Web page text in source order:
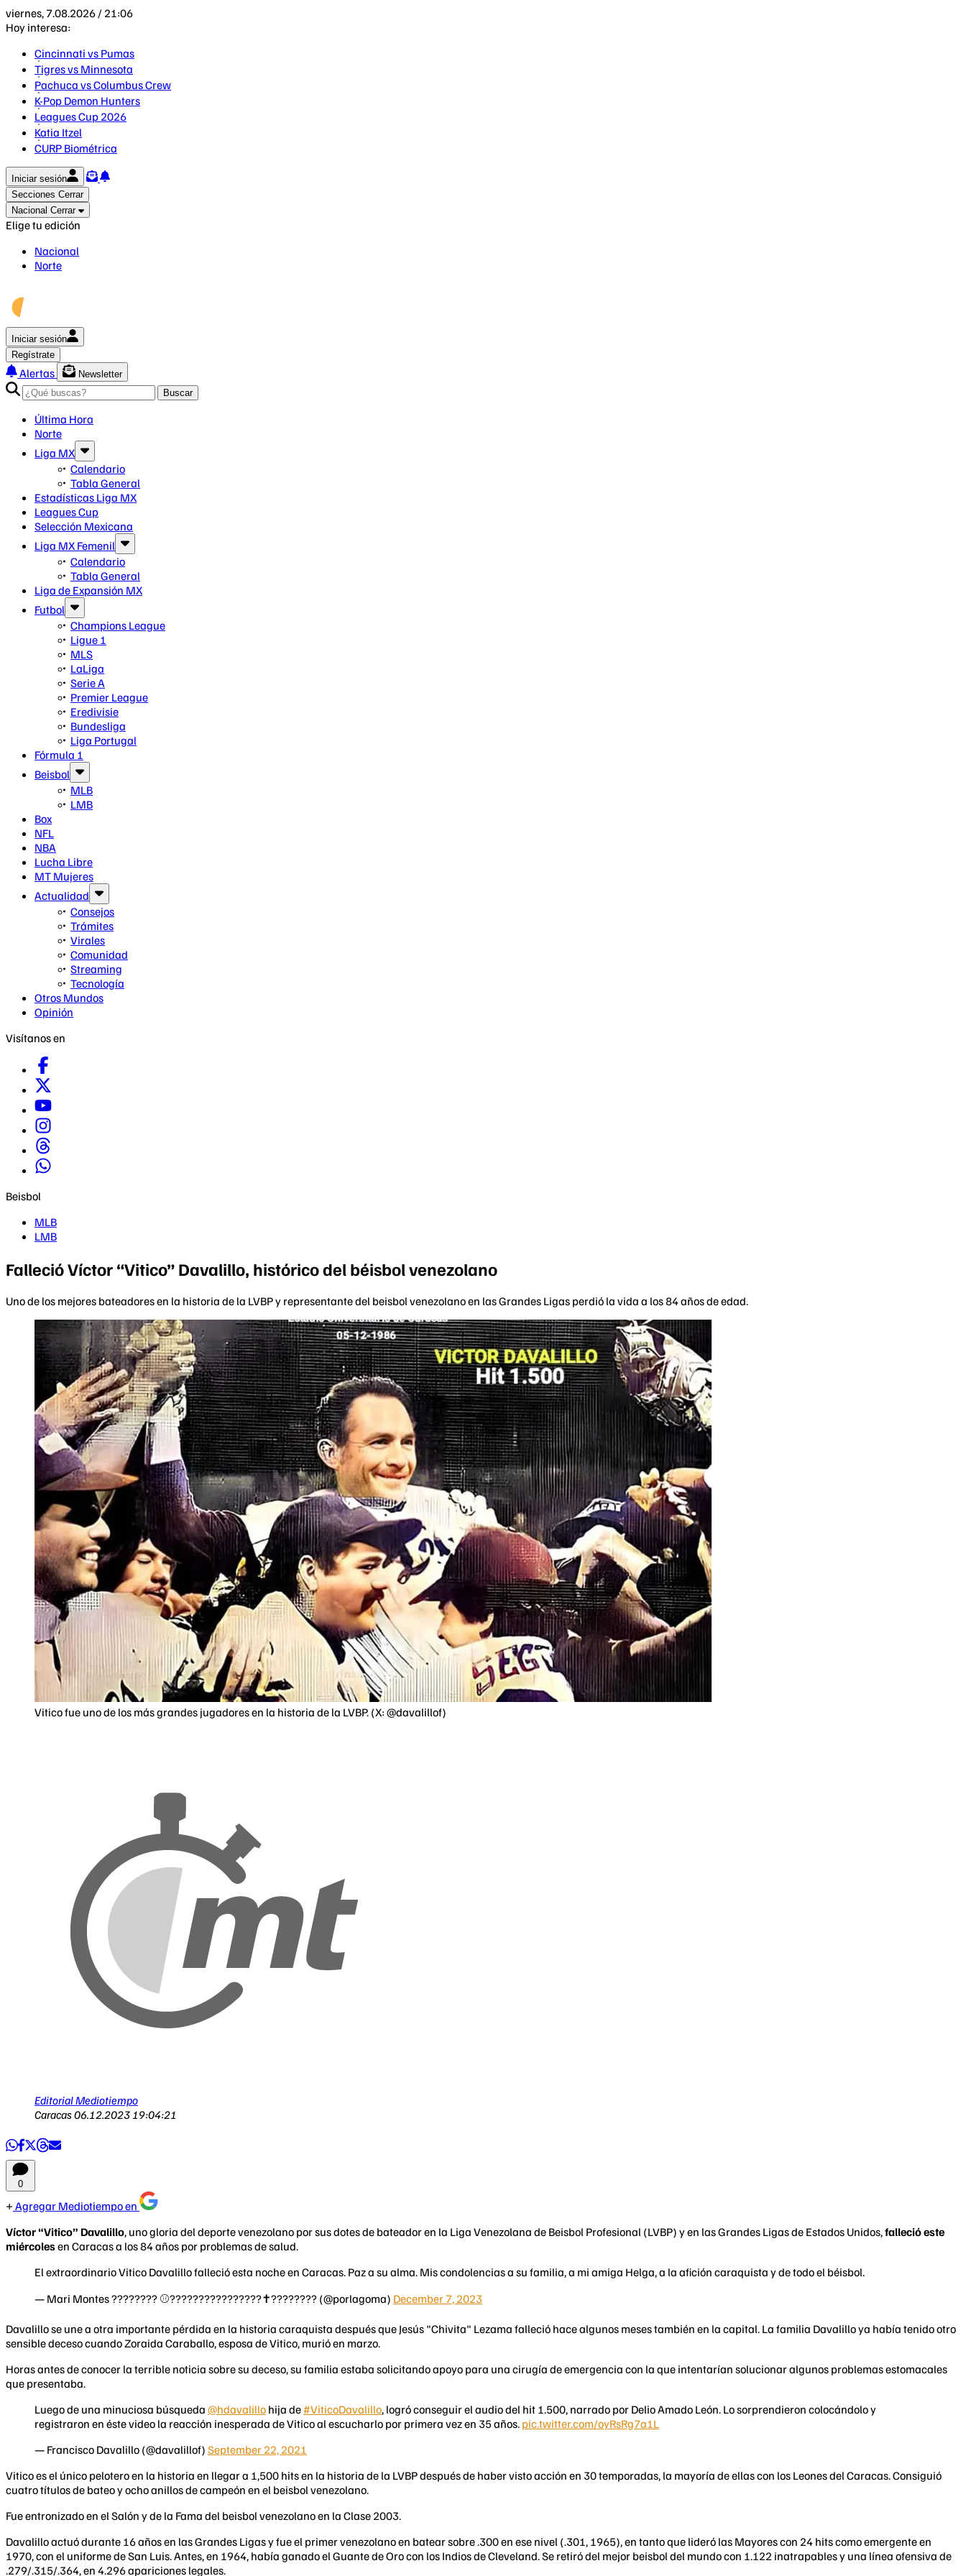
viernes, 7.08.2026 / 21:06
Hoy interesa:
Cincinnati vs Pumas
Tigres vs Minnesota
Pachuca vs Columbus Crew
K-Pop Demon Hunters
Leagues Cup 2026
Katia Itzel
CURP Biométrica
Iniciar sesión
Secciones Cerrar
Nacional Cerrar
Elige tu edición
Nacional
Norte
Iniciar sesión
Regístrate
Alertas
Newsletter
Buscar
Última Hora
Norte
Liga MX
Calendario
Tabla General
Estadísticas Liga MX
Leagues Cup
Selección Mexicana
Liga MX Femenil
Calendario
Tabla General
Liga de Expansión MX
Futbol
Champions League
Ligue 1
MLS
LaLiga
Serie A
Premier League
Eredivisie
Bundesliga
Liga Portugal
Fórmula 1
Beisbol
MLB
LMB
Box
NFL
NBA
Lucha Libre
MT Mujeres
Actualidad
Consejos
Trámites
Virales
Comunidad
Streaming
Tecnología
Otros Mundos
Opinión
Visítanos en
Beisbol
MLB
LMB
Falleció Víctor “Vitico” Davalillo, histórico del béisbol venezolano
Uno de los mejores bateadores en la historia de la LVBP y representante del beisbol venezolano en las Grandes Ligas perdió la vida a los 84 años de edad.
Vitico fue uno de los más grandes jugadores en la historia de la LVBP. (X: @davalillof)
Editorial Mediotiempo
Caracas06.12.2023 19:04:21
0
Agregar Mediotiempo en
Víctor “Vitico” Davalillo, uno gloria del deporte venezolano por sus dotes de bateador en la Liga Venezolana de Beisbol Profesional (LVBP) y en las Grandes Ligas de Estados Unidos,falleció este
miércolesen Caracas a los 84 años por problemas de salud.
El extraordinario Vitico Davalillo falleció esta noche en Caracas. Paz a su alma. Mis condolencias a su familia, a mi amiga Helga, a la afición caraquista y de todo el béisbol.
— Mari Montes ???????? ⚾️????????????????✝️????️‍???? (@porlagoma) December 7, 2023
Davalillo se une a otra importante pérdida en la historia caraquista después que Jesús "Chivita" Lezama falleció hace algunos meses también en la capital. La familia Davalillo ya había tenido otro
sensible deceso cuando Zoraida Caraballo, esposa de Vitico, murió en marzo.
Horas antes de conocer la terrible noticia sobre su deceso, su familia estaba solicitando apoyo para una cirugía de emergencia con la que intentarían solucionar algunos problemas estomacales
que presentaba.
Luego de una minuciosa búsqueda @hdavalillo hija de #ViticoDavalillo, logró conseguir el audio del hit 1.500, narrado por Delio Amado León. Lo sorprendieron colocándolo y
registraron en éste video la reacción inesperada de Vitico al escucharlo por primera vez en 35 años. pic.twitter.com/oyRsRg7a1L
— Francisco Davalillo (@davalillof) September 22, 2021
Vitico es el único pelotero en la historia en llegar a 1,500 hits en la historia de la LVBP después de haber visto acción en 30 temporadas, la mayoría de ellas con los Leones del Caracas. Consiguió
cuatro títulos de bateo y ocho anillos de campeón en el beisbol venezolano.
Fue entronizado en el Salón y de la Fama del beisbol venezolano en la Clase 2003.
Davalillo actuó durante 16 años en las Grandes Ligas y fue el primer venezolano en batear sobre .300 en ese nivel (.301, 1965), en tanto que lideró las Mayores con 24 hits como emergente en
1970, con el uniforme de San Luis. Antes, en 1964, había ganado el Guante de Oro con los Indios de Cleveland. Se retiró del mejor beisbol del mundo con 1.122 inatrapables y una línea ofensiva de
.279/.315/.364, en 4.296 apariciones legales.